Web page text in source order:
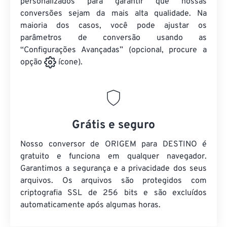
conversões sejam da mais alta qualidade. Na
maioria dos casos, você pode ajustar os
parâmetros de conversão usando as
“Configurações Avançadas” (opcional, procure a
opção
ícone).
Grátis e seguro
Nosso conversor de ORIGEM para DESTINO é
gratuito e funciona em qualquer navegador.
Garantimos a segurança e a privacidade dos seus
arquivos. Os arquivos são protegidos com
criptografia SSL de 256 bits e são excluídos
automaticamente após algumas horas.